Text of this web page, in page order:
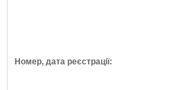
Номер, дата реєстрації: